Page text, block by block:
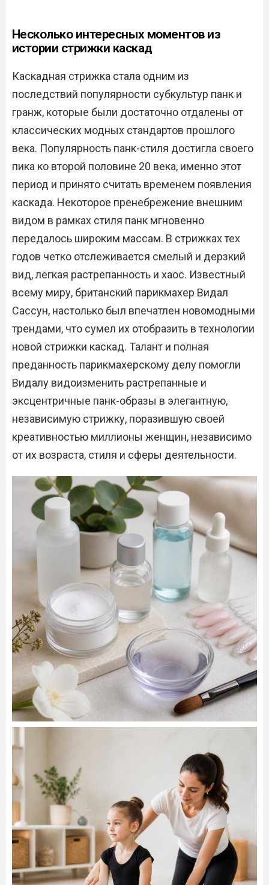
Несколько интересных моментов из
истории стрижки каскад
Каскадная стрижка стала одним из
последствий популярности субкультур панк и
гранж, которые были достаточно отдалены от
классических модных стандартов прошлого
века. Популярность панк-стиля достигла своего
пика ко второй половине 20 века, именно этот
период и принято считать временем появления
каскада. Некоторое пренебрежение внешним
видом в рамках стиля панк мгновенно
передалось широким массам. В стрижках тех
годов четко отслеживается смелый и дерзкий
вид, легкая растрепанность и хаос. Известный
всему миру, британский парикмахер Видал
Сассун, настолько был впечатлен новомодными
трендами, что сумел их отобразить в технологии
новой стрижки каскад. Талант и полная
преданность парикмахерскому делу помогли
Видалу видоизменить растрепанные и
эксцентричные панк-образы в элегантную,
независимую стрижку, поразившую своей
креативностью миллионы женщин, независимо
от их возраста, стиля и сферы деятельности.